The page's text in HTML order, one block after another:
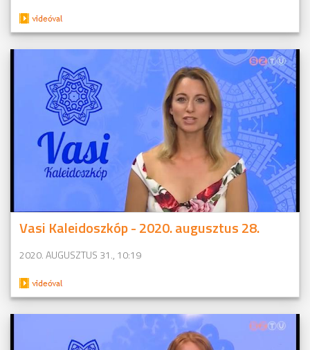
Vasi Kaleidoszkóp - 2020. augusztus 28.
2020. AUGUSZTUS 31., 10:19